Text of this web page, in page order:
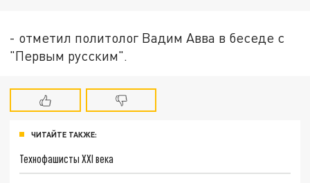
- отметил политолог Вадим Авва в беседе с
"Первым русским".
ЧИТАЙТЕ ТАКЖЕ:
Технофашисты XXI века